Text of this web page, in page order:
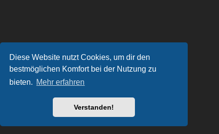
Diese Website nutzt Cookies, um dir den
bestmöglichen Komfort bei der Nutzung zu
bieten. Mehr erfahren
Verstanden!